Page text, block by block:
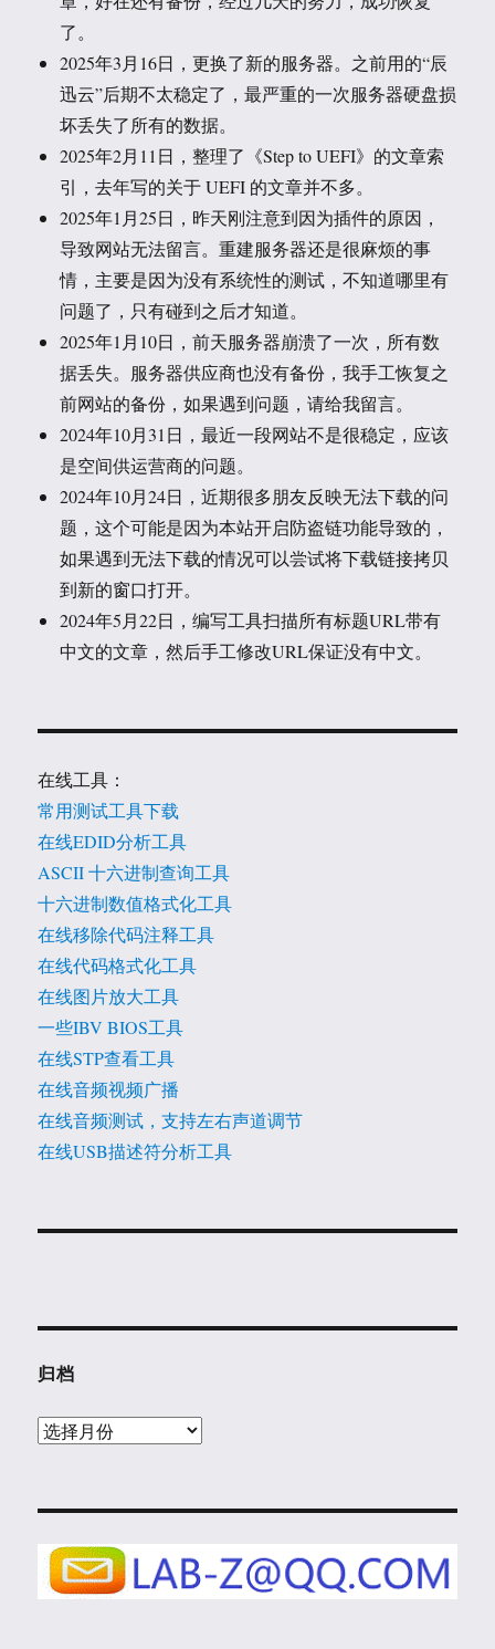
了。
2025年3月16日，更换了新的服务器。之前用的“辰
迅云”后期不太稳定了，最严重的一次服务器硬盘损
坏丢失了所有的数据。
2025年2月11日，整理了《Step to UEFI》的文章索
引，去年写的关于 UEFI 的文章并不多。
2025年1月25日，昨天刚注意到因为插件的原因，
导致网站无法留言。重建服务器还是很麻烦的事
情，主要是因为没有系统性的测试，不知道哪里有
问题了，只有碰到之后才知道。
2025年1月10日，前天服务器崩溃了一次，所有数
据丢失。服务器供应商也没有备份，我手工恢复之
前网站的备份，如果遇到问题，请给我留言。
2024年10月31日，最近一段网站不是很稳定，应该
是空间供运营商的问题。
2024年10月24日，近期很多朋友反映无法下载的问
题，这个可能是因为本站开启防盗链功能导致的，
如果遇到无法下载的情况可以尝试将下载链接拷贝
到新的窗口打开。
2024年5月22日，编写工具扫描所有标题URL带有
中文的文章，然后手工修改URL保证没有中文。
在线工具：
常用测试工具下载
在线EDID分析工具
ASCII 十六进制查询工具
十六进制数值格式化工具
在线移除代码注释工具
在线代码格式化工具
在线图片放大工具
一些IBV BIOS工具
在线STP查看工具
在线音频视频广播
在线音频测试，支持左右声道调节
在线USB描述符分析工具
归档
归